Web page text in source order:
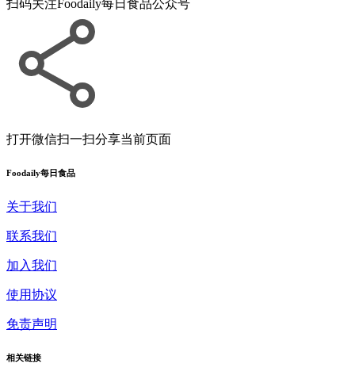
扫码关注Foodaily每日食品公众号
打开微信扫一扫分享当前页面
Foodaily每日食品
关于我们
联系我们
加入我们
使用协议
免责声明
相关链接